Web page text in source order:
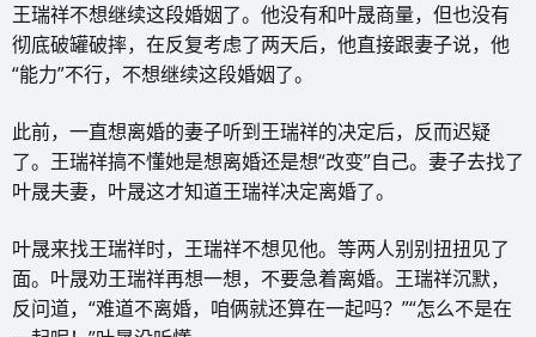
王瑞祥不想继续这段婚姻了。他没有和叶晟商量，但也没有
彻底破罐破摔，在反复考虑了两天后，他直接跟妻子说，他
“能力”不行，不想继续这段婚姻了。
此前，一直想离婚的妻子听到王瑞祥的决定后，反而迟疑
了。王瑞祥搞不懂她是想离婚还是想“改变”自己。妻子去找了
叶晟夫妻，叶晟这才知道王瑞祥决定离婚了。
叶晟来找王瑞祥时，王瑞祥不想见他。等两人别别扭扭见了
面。叶晟劝王瑞祥再想一想，不要急着离婚。王瑞祥沉默，
反问道，“难道不离婚，咱俩就还算在一起吗？”“怎么不是在